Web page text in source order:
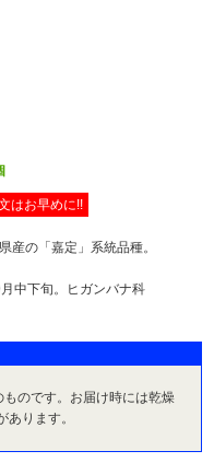
はお早めに!!
産の「嘉定」系統品種。
中下旬。ヒガンバナ科
のです。お届け時には乾燥
ります。